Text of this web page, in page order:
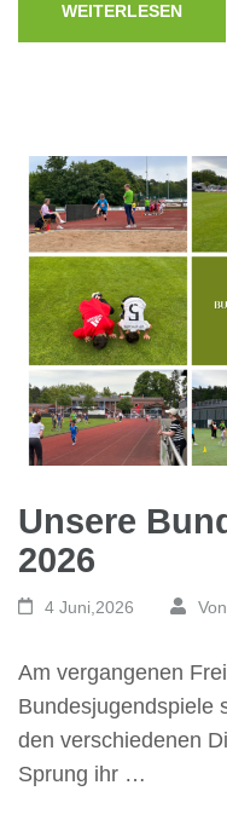
WEITERLESEN
Unsere
2026
4 Juni,2026
Am vergangenen
Bundesjugendspiele
den verschiedenen
Sprung ihr …